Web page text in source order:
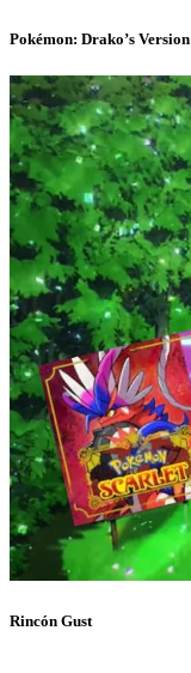
Pokémon: Drako’s Version
Rincón Gust